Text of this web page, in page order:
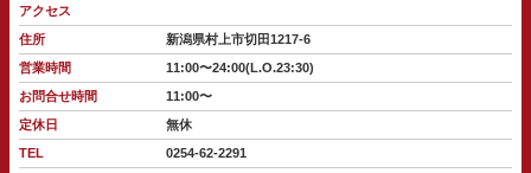
アクセス
住所
新潟県村上市切田1217-6
営業時間
11:00〜24:00(L.O.23:30)
お問合せ時間
11:00〜
定休日
無休
TEL
0254-62-2291